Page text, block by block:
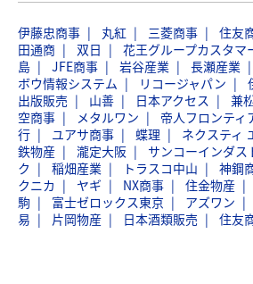
伊藤忠商事 丸紅 三菱商事 住友
田通商
双日 花王グループカスタマ
島
JFE商事 岩谷産業 長瀬産業
ボウ情報システム
リコージャパン
出版販売
山善 日本アクセス 兼
空商事
メタルワン 帝人フロンティ
行
ユアサ商事 蝶理 ネクスティ
鉄物産
瀧定大阪 サンコーインダス
ク
稲畑産業 トラスコ中山 神鋼
クニカ
ヤギ NX商事 住金物産
駒
富士ゼロックス東京 アズワン
易
片岡物産 日本酒類販売 住友